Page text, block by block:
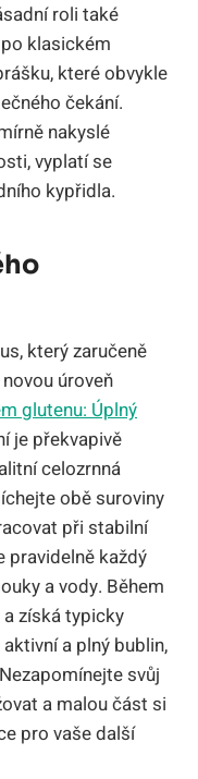
roli také
klasickém
které obvykle
čekání.
nakyslé
vyplatí se
kypřidla.
který zaručeně
úroveň
glutenu: Úplný
je překvapivě
celozrnná
obě suroviny
při stabilní
pravidelně každý
a vody. Během
získá typicky
a plný bublin,
svůj
a malou část si
pro vaše další